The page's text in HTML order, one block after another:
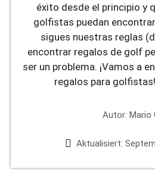
éxito desde el principio y
golfistas puedan
sigues nuestras reglas
encontrar regalos de golf
ser un problema. ¡Vamos a
regalos para
Autor: Mario
Aktualisiert: